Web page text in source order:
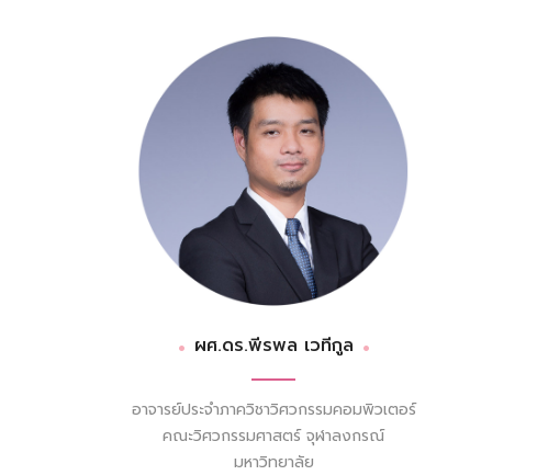
ผศ.ดร.พีรพล เวทีกูล
อาจารย์ประจำภาควิชาวิศวกรรมคอมพิวเตอร์
คณะวิศวกรรมศาสตร์ จุฬาลงกรณ์
มหาวิทยาลัย